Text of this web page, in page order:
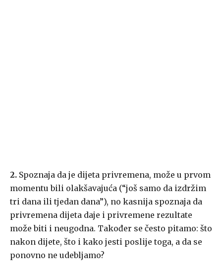
2. Spoznaja da je dijeta privremena, može u prvom
momentu bili olakšavajuća (“još samo da izdržim
tri dana ili tjedan dana”), no kasnija spoznaja da
privremena dijeta daje i privremene rezultate
može biti i neugodna. Također se često pitamo: što
nakon dijete, što i kako jesti poslije toga, a da se
ponovno ne udebljamo?